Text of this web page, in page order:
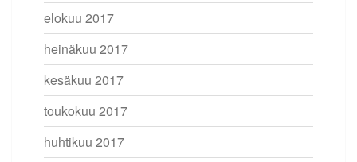
elokuu 2017
heinäkuu 2017
kesäkuu 2017
toukokuu 2017
huhtikuu 2017